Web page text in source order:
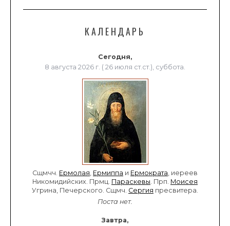
КАЛЕНДАРЬ
Сегодня,
8 августа 2026 г. ( 26 июля ст.ст.), суббота.
Сщмчч. Ермолая, Ермиппа и Ермократа, иереев
Никомидийских. Прмц. Параскевы. Прп. Моисея
Угрина, Печерского. Сщмч. Сергия пресвитера.
Поста нет.
Завтра,